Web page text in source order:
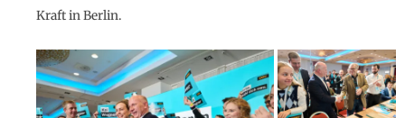
Kraft in Berlin.